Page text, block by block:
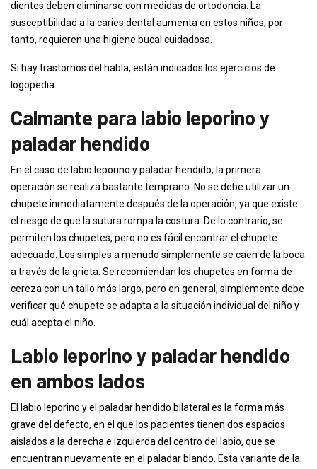
dientes deben eliminarse con medidas de ortodoncia. La
susceptibilidad a la caries dental aumenta en estos niños; por
tanto, requieren una higiene bucal cuidadosa.
Si hay trastornos del habla, están indicados los ejercicios de
logopedia.
Calmante para labio leporino y
paladar hendido
En el caso de labio leporino y paladar hendido, la primera
operación se realiza bastante temprano. No se debe utilizar un
chupete inmediatamente después de la operación, ya que existe
el riesgo de que la sutura rompa la costura. De lo contrario, se
permiten los chupetes, pero no es fácil encontrar el chupete
adecuado. Los simples a menudo simplemente se caen de la boca
a través de la grieta. Se recomiendan los chupetes en forma de
cereza con un tallo más largo, pero en general, simplemente debe
verificar qué chupete se adapta a la situación individual del niño y
cuál acepta el niño.
Labio leporino y paladar hendido
en ambos lados
El labio leporino y el paladar hendido bilateral es la forma más
grave del defecto, en el que los pacientes tienen dos espacios
aislados a la derecha e izquierda del centro del labio, que se
encuentran nuevamente en el paladar blando. Esta variante de la